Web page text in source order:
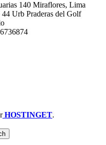
140 Miraflores, Lima
Urb Praderas del Golf
HOSTINGET.